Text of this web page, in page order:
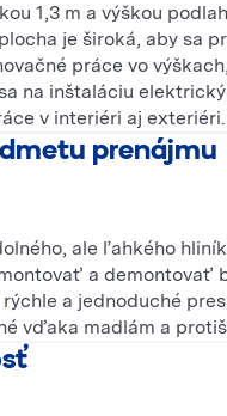
1,3 m a výškou
je široká, aby sa
práce vo
na inštaláciu
v interiéri aj exteriéri.
prenájmu
ale ľahkého
a demontovať
a jednoduché
vďaka madlám a